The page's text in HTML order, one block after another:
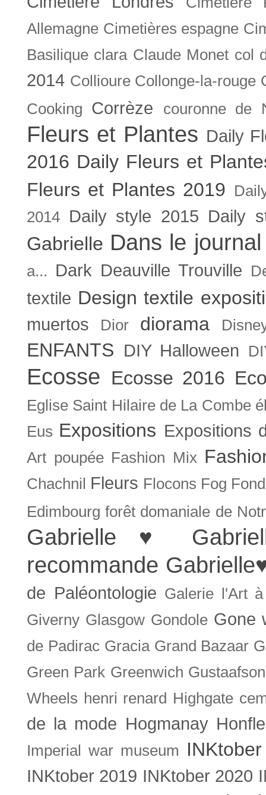
Allemagne Cimetières espagne
Basilique clara Claude Monet col
2014 Collioure Collonge-la-rouge
Cooking
Corrèze couronne de
Fleurs et Plantes Daily
2016 Daily Fleurs et
Fleurs et Plantes 2019
2014
Daily style 2015 Daily
Gabrielle Dans le journal
a... Dark Deauville Trouville
textile Design textile
muertos Dior diorama
ENFANTS DIY Halloween
Ecosse Ecosse 2016
Eglise Saint Hilaire de La Combe
Eus Expositions Expositions
Art poupée Fashion Mix
Chachnil Fleurs Flocons Fog
Edimbourg forêt domaniale de
Gabrielle ♥
recommande
de Paléontologie Galerie l'Art
Giverny Glasgow Gondole Gone
de Padirac Gracia Grand Bazaar
Green Park Greenwich Gustaafson
Wheels henri renard Highgate
de la mode Hogmanay
Imperial war museum INKtober
INKtober 2019 INKtober 2020